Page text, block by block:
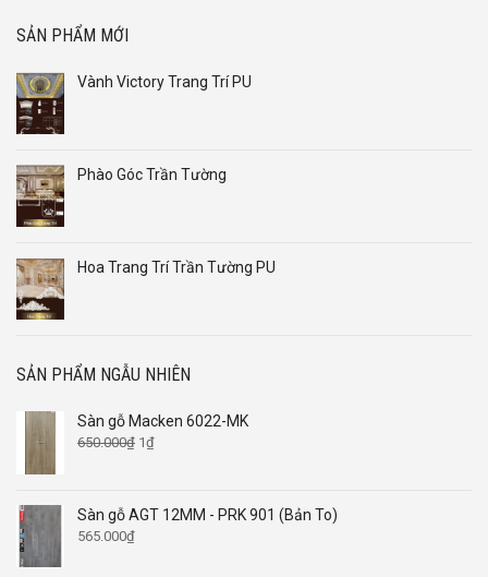
SẢN PHẨM MỚI
Vành Victory Trang Trí PU
Phào Góc Trần Tường
Hoa Trang Trí Trần Tường PU
SẢN PHẨM NGẪU NHIÊN
Sàn gỗ Macken 6022-MK
650.000₫ Giá
1₫Giá
1₫.
Sàn gỗ AGT 12MM - PRK 901 (Bản To)
565.000₫